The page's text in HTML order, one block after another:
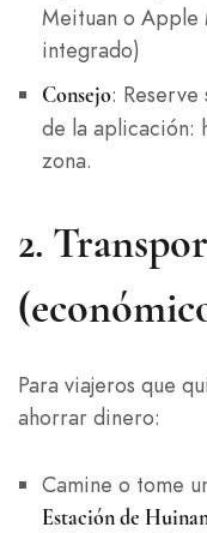
Meituan o Apple
integrado)
Consejo: Reserve
de la aplicación:
zona.
2.
Para viajeros que
ahorrar dinero:
Camine o tome
Estación de